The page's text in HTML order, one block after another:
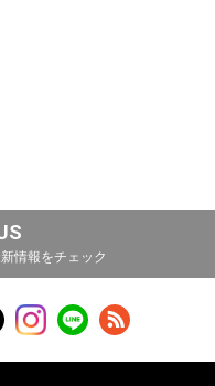
情報をチェック